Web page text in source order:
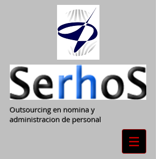
Outsourcing en nomina y
administracion de personal